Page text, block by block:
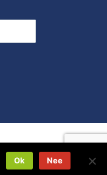
Ok Nee